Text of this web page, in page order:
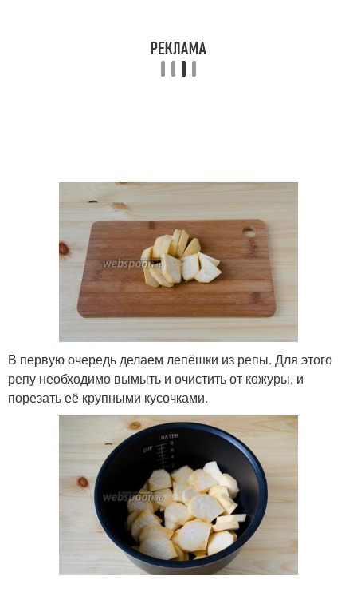
В первую очередь делаем лепёшки из репы. Для этого
репу необходимо вымыть и очистить от кожуры, и
порезать её крупными кусочками.